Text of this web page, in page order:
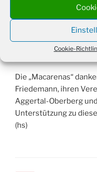
Cookie-
Atmosphäre,
Ludwigshafen ist für
Motivation
Freude auf die
vorzubereiten.
Die „Macarenas“
Friedemann, ihren
Aggertal-Oberberg
Unterstützung zu
(hs)